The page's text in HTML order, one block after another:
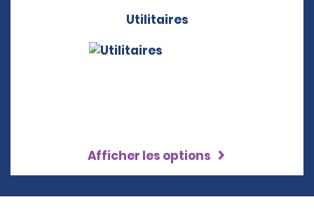
Utilitaires
Afficher les options